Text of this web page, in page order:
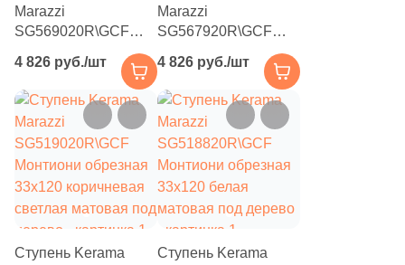
18.5x18.5 (3 )
18.49x18.49 (1
19.5x30 ( 6)
19x120 ( 22)
19.2x46.3 (5)
19x160 (4)
20.5x23.8 (4)
Marazzi
SG569020R\GCF
Монтиони обрезная
33x120 бежевая
светлая матовая под
дерево
4 826 руб./шт
Marazzi
SG567920R\GCF
Монтиони обрезная
33x120 бежевая
матовая под дерево
4 826 руб./шт
Ступень Kerama
Ступень Kerama